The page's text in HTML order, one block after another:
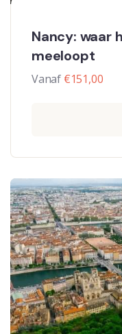
Nancy: waar
meeloopt
Vanaf €151,00